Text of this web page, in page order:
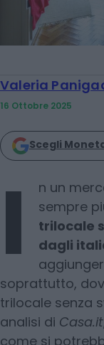
Valeria
16 Ottobre 2025
Scegli
I
n un
sempre
trilocale
dagli
soprattutto,
trilocale senza
analisi di Casa.it
come si